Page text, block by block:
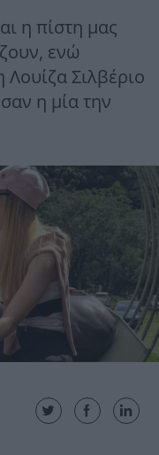
η πίστη μας
ενώ
Σιλβέριο
η μία την